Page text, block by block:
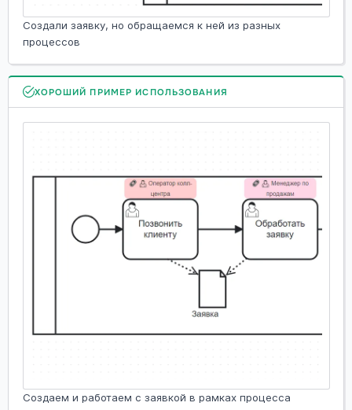
Создали заявку, но обращаемся к ней из разных
процессов
ХОРОШИЙ ПРИМЕР ИСПОЛЬЗОВАНИЯ
Создаем и работаем с заявкой в рамках процесса